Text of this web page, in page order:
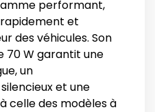
performant,
et
des véhicules. Son
70 W garantit une
un
et une
celle des modèles à